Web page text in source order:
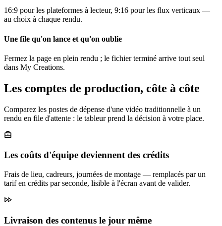
16:9 pour les plateformes à lecteur, 9:16 pour les flux verticaux —
au choix à chaque rendu.
Une file qu'on lance et qu'on oublie
Fermez la page en plein rendu ; le fichier terminé arrive tout seul
dans My Creations.
Les comptes de production, côte à côte
Comparez les postes de dépense d'une vidéo traditionnelle à un
rendu en file d'attente : le tableur prend la décision à votre place.
Les coûts d'équipe deviennent des crédits
Frais de lieu, cadreurs, journées de montage — remplacés par un
tarif en crédits par seconde, lisible à l'écran avant de valider.
Livraison des contenus le jour même